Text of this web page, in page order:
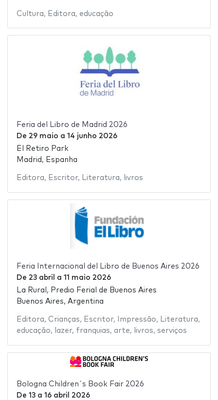
Cultura, Editora, educação
Feria del Libro de Madrid 2026
De 29 maio a 14 junho 2026
El Retiro Park
Madrid, Espanha
Editora, Escritor, Literatura, livros
Feria Internacional del Libro de Buenos Aires 2026
De 23 abril a 11 maio 2026
La Rural, Predio Ferial de Buenos Aires
Buenos Aires, Argentina
Editora, Crianças, Escritor, Impressão, Literatura,
educação, lazer, franquias, arte, livros, serviços
Bologna Children´s Book Fair 2026
De 13a 16 abril 2026